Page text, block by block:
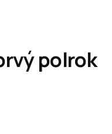
Prieskum trhupolrok